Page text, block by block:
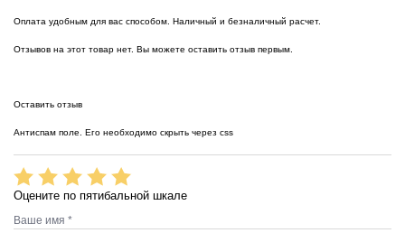
Оплата удобным для вас способом. Наличный и безналичный расчет.
Отзывов на этот товар нет. Вы можете оставить отзыв первым.
Оставить отзыв
Антиспам поле. Его необходимо скрыть через css
Оцените по пятибальной шкале